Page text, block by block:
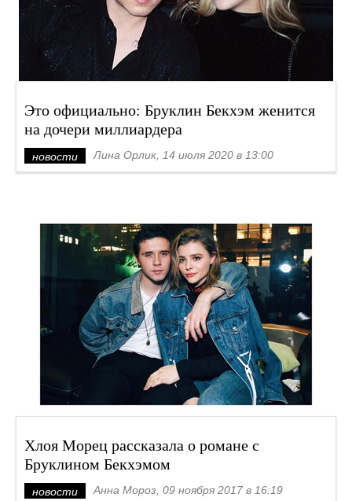
Это официально: Бруклин Бекхэм женится
на дочери миллиардера
новости Лина Орлик, 14 июля 2020 в 13:00
Хлоя Морец рассказала о романе с
Бруклином Бекхэмом
новости Анна Мороз, 09 ноября 2017 в 16:19